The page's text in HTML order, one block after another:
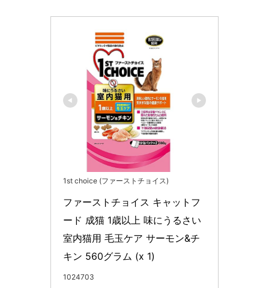
1st choice (ファーストチョイス)
ファーストチョイス キャットフ
ード 成猫 1歳以上 味にうるさい
室内猫用 毛玉ケア サーモン&チ
キン 560グラム (x 1)
1024703